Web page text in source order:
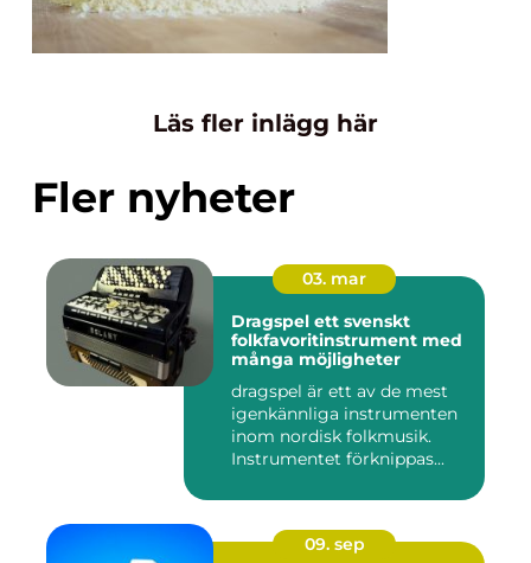
Läs fler inlägg här
Fler nyheter
03. mar
Dragspel ett svenskt
folkfavoritinstrument med
många möjligheter
dragspel är ett av de mest
igenkännliga instrumenten
inom nordisk folkmusik.
Instrumentet förknippas...
09. sep